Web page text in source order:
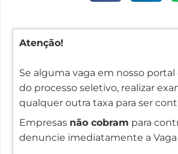
Atenção!
Se alguma vaga em nosso
do processo seletivo, realizar
qualquer outra taxa para ser
Empresas não cobram para
denuncie imediatamente a